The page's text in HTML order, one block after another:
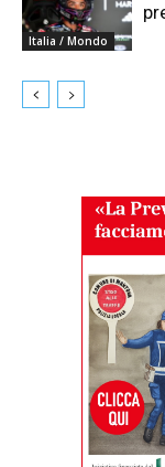
Italia / Mondo